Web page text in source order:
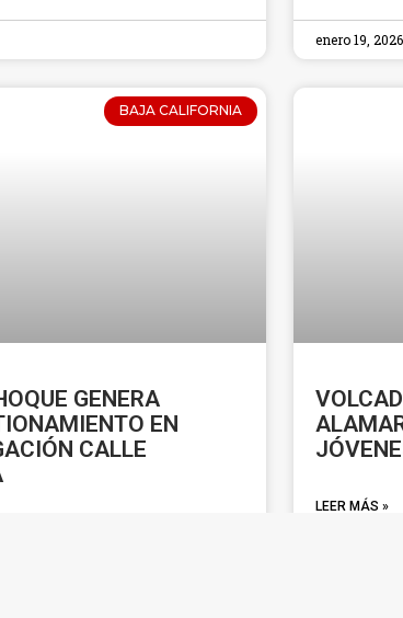
enero 19, 2026
BAJA CALIFORNIA
GENERA
EN
CALLE
LEER MÁS »